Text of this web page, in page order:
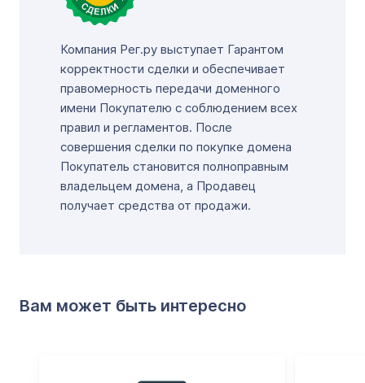
Компания Рег.ру выступает Гарантом
корректности сделки и обеспечивает
правомерность передачи доменного
имени Покупателю с соблюдением всех
правил и регламентов. После
совершения сделки по покупке домена
Покупатель становится полноправным
владельцем домена, а Продавец
получает средства от продажи.
Вам может быть интересно